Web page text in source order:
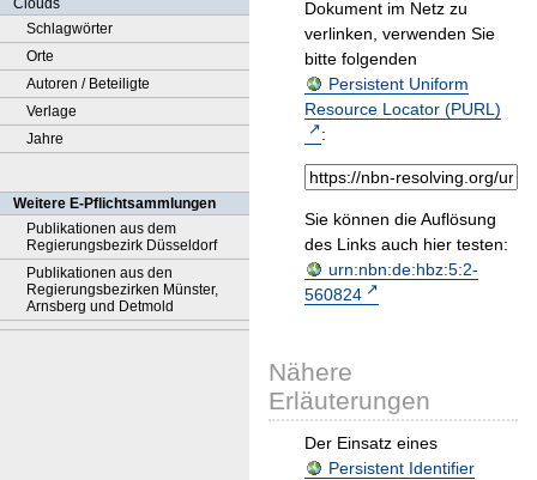
Clouds
Schlagwörter
Orte
Autoren / Beteiligte
Verlage
Jahre
Weitere E-Pflichtsammlungen
Publikationen aus dem
Regierungsbezirk Düsseldorf
Publikationen aus den
Regierungsbezirken Münster,
Arnsberg und Detmold
Dokument im Netz zu
verlinken, verwenden Sie
bitte folgenden
Persistent Uniform
Resource Locator (PURL)
:
Sie können die Auflösung
des Links auch hier testen:
urn:nbn:de:hbz:5:2-
560824
Nähere
Erläuterungen
Der Einsatz eines
Persistent Identifier